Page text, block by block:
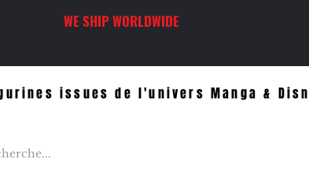
WE SHIP WORLDWIDE
issues de l'univers Manga &